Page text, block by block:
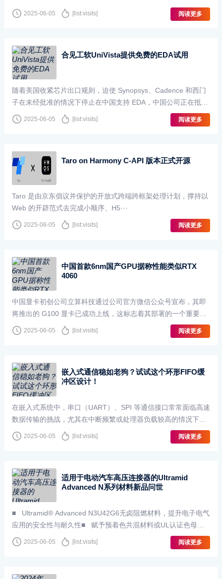
系列。该系列集全球通用输入、高隔离耐压、超薄设计于···
2025-06-05 [list:visits] 阅读更多
合见工软UniVista提供免费的EDA试用
随着美国收紧芯片出口规则，迫使 Synopsys、Cadence 和西门
子在未经批准的情况下停止在中国支持 EDA，中国公司正在抵
制。据 ijiwei 和中国日报报道，总部位于上海···
2025-06-05 [list:visits] 阅读更多
Taro on Harmony C-API 版本正式开源
Taro 是由京东倡议并保护的开放式跨端跨框架处理计划，撑持以
Web 的开辟范式去完成小顺序、H5···
2025-06-05 [list:visits] 阅读更多
中国首款6nm国产GPU据称性能类似RTX
4060
中国显卡初创公司立算科技通过公司官方微信公众号宣布，其即
将推出的 G100 显卡已成功上线，这标志着其部署的一个重要里
程碑。G100 号称是中国第一款国产 6nm 显卡。随着中···
2025-06-05 [list:visits] 阅读更多
嵌入式通信稳如老狗？试试这个环形FIFO缓
冲区设计！
在嵌入式系统中，串口（UART）、SPI 等通信接口常常面临高速
数据传输的挑战，尤其在中断频繁或处理器负载较高的情况下，
容易出现数据丢失。为了解决这一问题，环形缓冲区（···
2025-06-05 [list:visits] 阅读更多
适用于电动汽车高压连接器的Ultramid
Advanced N系列材料新品问世
■ Ultramid® Advanced N3U42G6无卤阻燃材料，提升电子电气
应用的安全性与耐久性■ 赋予预着色共混材料或UL认证色母粒
出色的着色性能与持久的色彩···
2025-06-05 [list:visits] 阅读更多